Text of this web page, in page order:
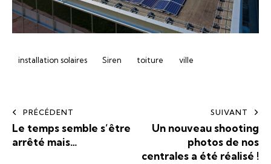
installation solaires Siren toiture ville
PRÉCÉDENT
Le temps semble s’être
arrêté mais…
SUIVANT
Un nouveau shooting
photos de nos
centrales a été réalisé !